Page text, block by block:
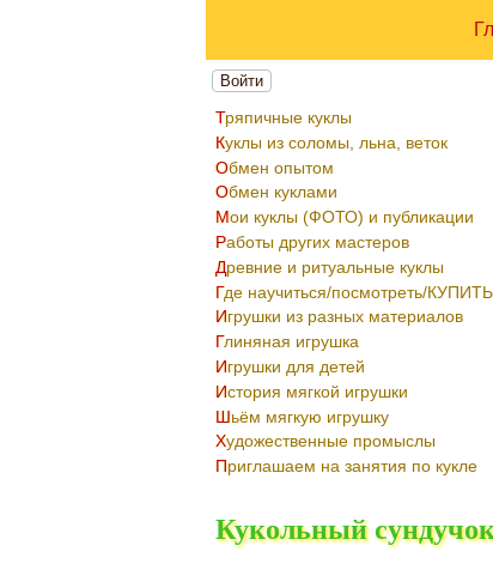
Войти
Тряпичные куклы
Куклы из соломы, льна, веток
Обмен опытом
Обмен куклами
Мои куклы (ФОТО) и публикации
Работы других мастеров
Древние и ритуальные куклы
Где научиться/посмотреть/КУПИТЬ
Игрушки из разных материалов
Глиняная игрушка
Игрушки для детей
История мягкой игрушки
Шьём мягкую игрушку
Художественные промыслы
Приглашаем на занятия по кукле
Кукольный